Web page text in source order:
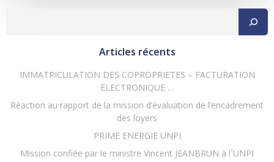
l’article
Articles récents
IMMATRICULATION DES COPROPRIETES – FACTURATION
ELECTRONIQUE …
Réaction au rapport de la mission d’évaluation de l’encadrement
des loyers
PRIME ENERGIE UNPI
Mission confiée par le ministre Vincent JEANBRUN à l´UNPI